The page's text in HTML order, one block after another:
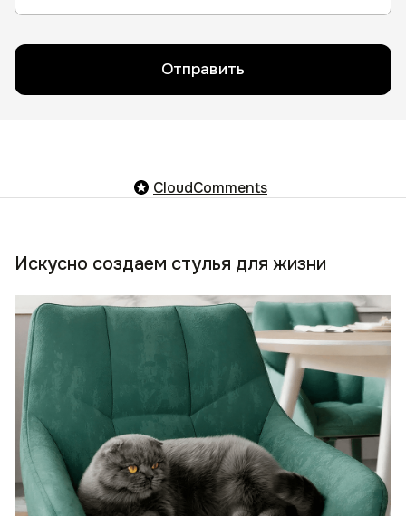
Отправить
CloudComments
Искусно создаем стулья для жизни